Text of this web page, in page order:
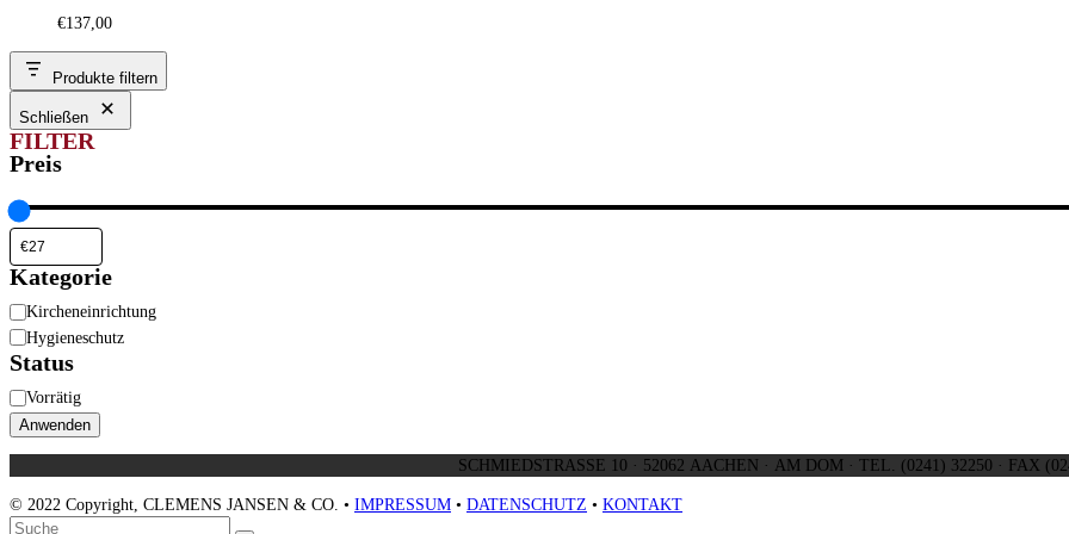
€137,00
Produkte filtern
Schließen
FILTER
Preis
Kategorie
Kategorie
Kircheneinrichtung
Hygieneschutz
Status
Status
Vorrätig
Anwenden
© 2022 Copyright, CLEMENS JANSEN & CO. • IMPRESSUM • DATENSCHUTZ • KONTAKT
An
Suche